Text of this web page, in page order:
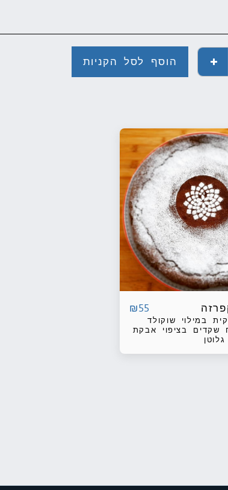
הוסף לסל הקניות
₪55
במילוי שוקולד
שקדים בציפוי אבקת